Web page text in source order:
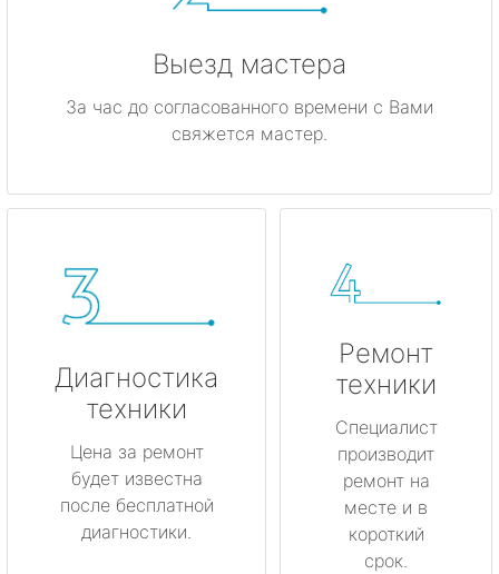
Выезд мастера
За час до согласованного времени с Вами
свяжется мастер.
Диагностика
техники
Цена за ремонт
будет известна
после бесплатной
диагностики.
Ремонт
техники
Специалист
производит
ремонт на
месте и в
короткий
срок.